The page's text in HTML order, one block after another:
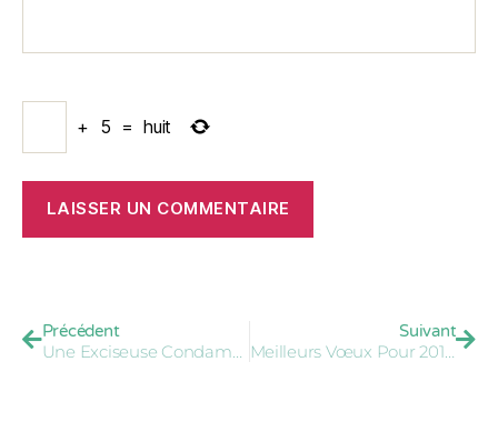
+ 5 = huit
Précédent Suivant